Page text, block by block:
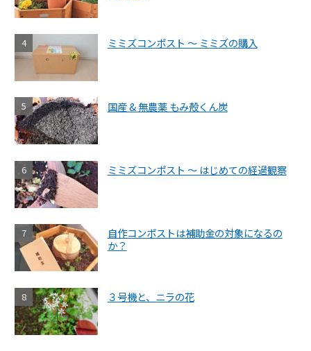
ミミズコンポスト ～ ミミズの購入
国産 & 無農薬 もみ殻くん炭
ミミズコンポスト ～ はじめての経過観察
自作コンポストは補助金の対象になるの
か？
３号機と、ニラの花